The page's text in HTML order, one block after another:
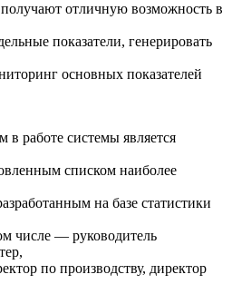
получают отличную возможность в
показатели, генерировать
основных показателей
работе системы является
списком наиболее
на базе статистики
числе — руководитель
по производству, директор